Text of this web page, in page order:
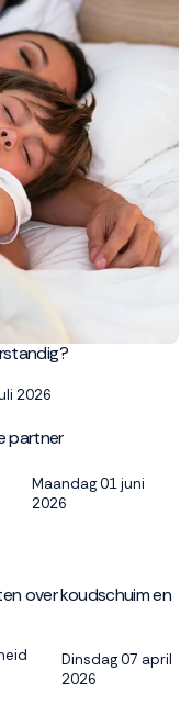
2026
partner
Maandag 01 juni
2026
over koudschuim en
Dinsdag 07 april
2026